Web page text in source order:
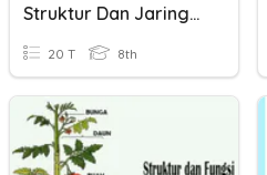
Struktur Dan Jaringan Tumbuhan
20 T 8th